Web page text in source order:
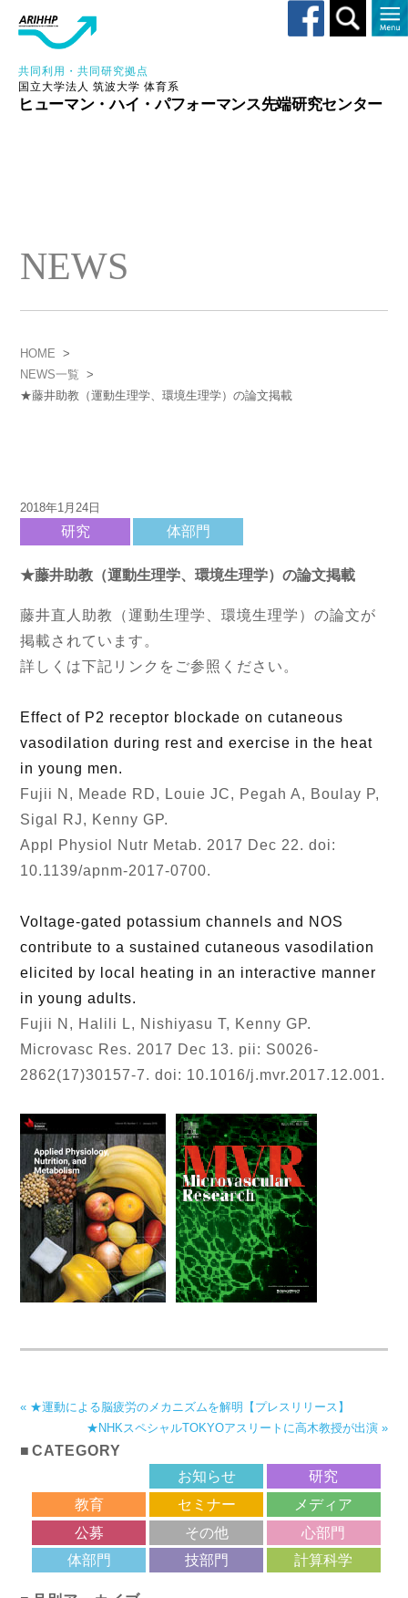
共同利用・共同研究拠点
国立大学法人 筑波大学 体育系
ヒューマン・ハイ・パフォーマンス先端研究センター
Toggle
search
NEWS
HOME
>
NEWS一覧
>
★藤井助教（運動生理学、環境生理学）の論文掲載
2018年1月24日
研究 体部門
★藤井助教（運動生理学、環境生理学）の論文掲載
藤井直人助教（運動生理学、環境生理学）の論文が
掲載されています。
詳しくは下記リンクをご参照ください。
Effect of P2 receptor blockade on cutaneous
vasodilation during rest and exercise in the heat
in young men.
Fujii N, Meade RD, Louie JC, Pegah A, Boulay P,
Sigal RJ, Kenny GP.
Appl Physiol Nutr Metab. 2017 Dec 22. doi:
10.1139/apnm-2017-0700.
Voltage-gated potassium channels and NOS
contribute to a sustained cutaneous vasodilation
elicited by local heating in an interactive manner
in young adults.
Fujii N, Halili L, Nishiyasu T, Kenny GP.
Microvasc Res. 2017 Dec 13. pii: S0026-
2862(17)30157-7. doi: 10.1016/j.mvr.2017.12.001.
« ★運動による脳疲労のメカニズムを解明【プレスリリース】
★NHKスペシャルTOKYOアスリートに高木教授が出演 »
CATEGORY
お知らせ
研究
教育
セミナー
メディア
公募
その他
心部門
体部門
技部門 計算科学